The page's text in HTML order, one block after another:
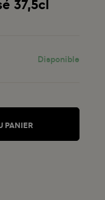
37,5cl
Disponible
PANIER